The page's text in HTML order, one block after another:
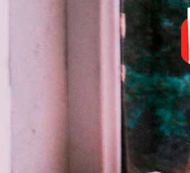
es
Bilingue - Anos
Finais